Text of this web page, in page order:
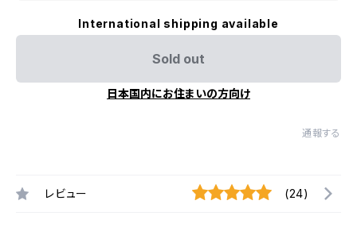
International shipping available
Sold out
日本国内にお住まいの方向け
通報する
レビュー (24)